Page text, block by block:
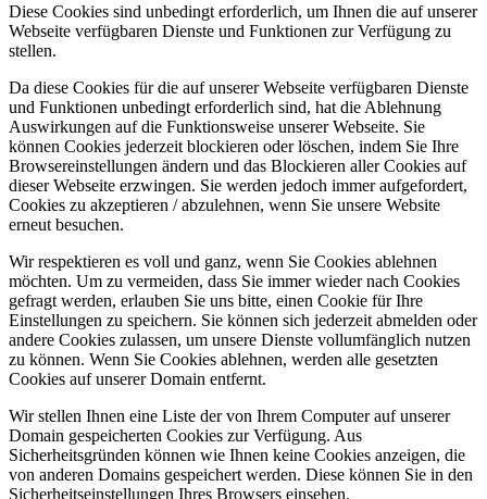
Diese Cookies sind unbedingt erforderlich, um Ihnen die auf unserer
Webseite verfügbaren Dienste und Funktionen zur Verfügung zu
stellen.
Da diese Cookies für die auf unserer Webseite verfügbaren Dienste
und Funktionen unbedingt erforderlich sind, hat die Ablehnung
Auswirkungen auf die Funktionsweise unserer Webseite. Sie
können Cookies jederzeit blockieren oder löschen, indem Sie Ihre
Browsereinstellungen ändern und das Blockieren aller Cookies auf
dieser Webseite erzwingen. Sie werden jedoch immer aufgefordert,
Cookies zu akzeptieren / abzulehnen, wenn Sie unsere Website
erneut besuchen.
Wir respektieren es voll und ganz, wenn Sie Cookies ablehnen
möchten. Um zu vermeiden, dass Sie immer wieder nach Cookies
gefragt werden, erlauben Sie uns bitte, einen Cookie für Ihre
Einstellungen zu speichern. Sie können sich jederzeit abmelden oder
andere Cookies zulassen, um unsere Dienste vollumfänglich nutzen
zu können. Wenn Sie Cookies ablehnen, werden alle gesetzten
Cookies auf unserer Domain entfernt.
Wir stellen Ihnen eine Liste der von Ihrem Computer auf unserer
Domain gespeicherten Cookies zur Verfügung. Aus
Sicherheitsgründen können wie Ihnen keine Cookies anzeigen, die
von anderen Domains gespeichert werden. Diese können Sie in den
Sicherheitseinstellungen Ihres Browsers einsehen.